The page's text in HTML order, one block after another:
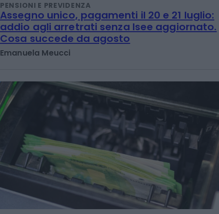
PENSIONI E PREVIDENZA
Assegno unico, pagamenti il 20 e 21 luglio:
addio agli arretrati senza Isee aggiornato.
Cosa succede da agosto
Emanuela Meucci